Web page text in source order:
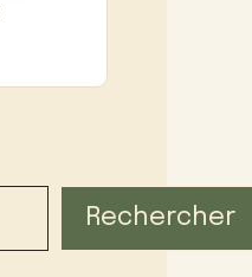
Rechercher